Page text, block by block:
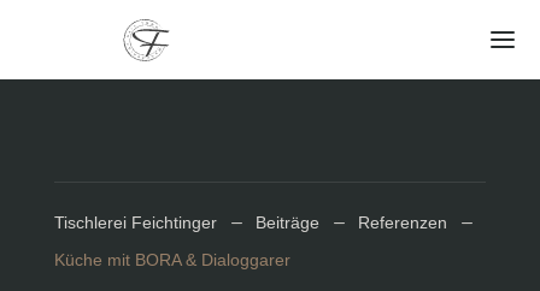
Tischlerei Feichtinger K Beiträge K Referenzen
K
Küche mit BORA & Dialoggarer